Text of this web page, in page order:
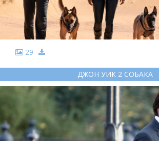
29
ДЖОН УИК 2 СОБАКА